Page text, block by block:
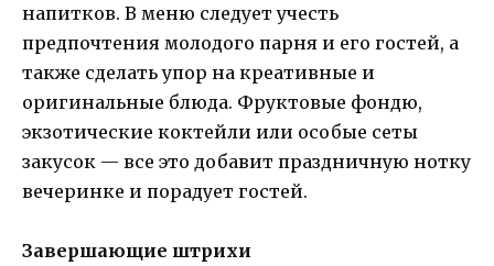
напитков. В меню следует учесть
предпочтения молодого парня и его гостей, а
также сделать упор на креативные и
оригинальные блюда. Фруктовые фондю,
экзотические коктейли или особые сеты
закусок — все это добавит праздничную нотку
вечеринке и порадует гостей.
Завершающие штрихи